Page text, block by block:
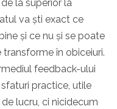
la superior la
va ști exact ce
și ce nu și se poate
în obiceiuri.
feedback-ului
practice, utile
lucru, ci nicidecum